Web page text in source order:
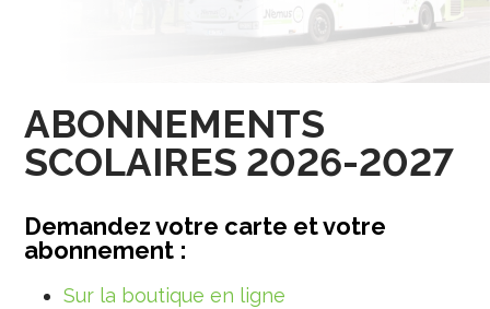
ABONNEMENTS
SCOLAIRES 2026-2027
Demandez votre carte et votre
abonnement :
Sur la boutique en ligne